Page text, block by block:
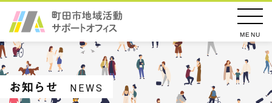
MENU
お知らせ NEWS